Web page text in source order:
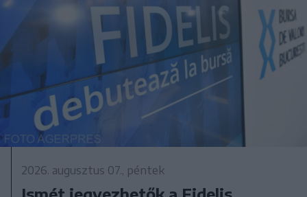
2026. augusztus 07., péntek